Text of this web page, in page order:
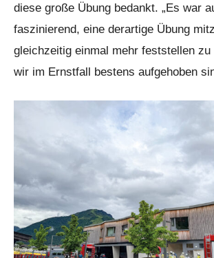
diese große Übung bedankt. „Es war
faszinierend, eine derartige Übung
gleichzeitig einmal mehr feststellen zu
wir im Ernstfall bestens aufgehoben